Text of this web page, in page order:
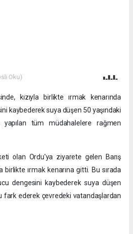
Oku)
kızıyla birlikte ırmak kenarında
kaybederek suya düşen 50 yaşındaki
yapılan tüm müdahalelere rağmen
olan Ordu'ya ziyarete gelen Barış
birlikte ırmak kenarına gitti. Bu sırada
dengesini kaybederek suya düşen
fark ederek çevredeki vatandaşlardan